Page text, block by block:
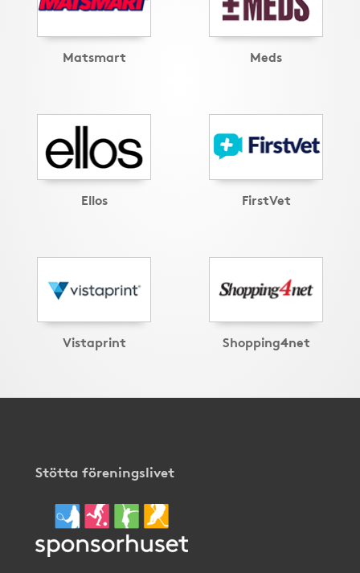
Matsmart Meds
Ellos FirstVet
Vistaprint Shopping4net
Stötta föreningslivet